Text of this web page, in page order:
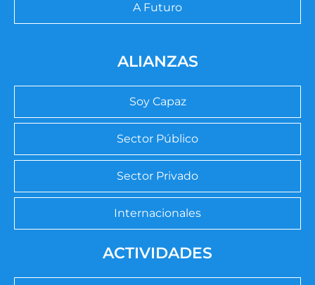
A Futuro
ALIANZAS
Soy Capaz
Sector Público
Sector Privado
Internacionales
ACTIVIDADES